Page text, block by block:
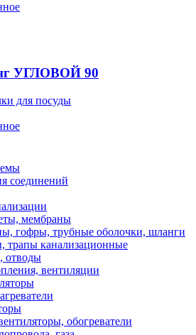
УГЛОВОЙ 90
для посуды
соединений
мембраны
гофры, трубные оболочки, шланги
трапы канализационные
отводы
вентиляции
обогреватели